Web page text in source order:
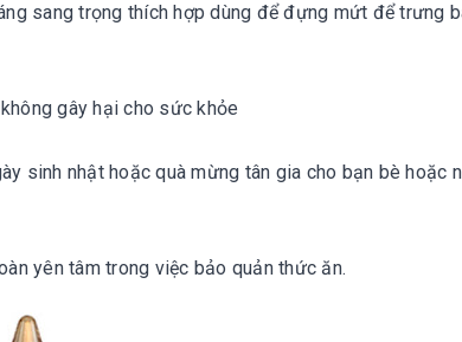
sang trọng thích hợp dùng để đựng mứt để trưng
gây hại cho sức khỏe
sinh nhật hoặc quà mừng tân gia cho bạn bè hoặc
yên tâm trong việc bảo quản thức ăn.